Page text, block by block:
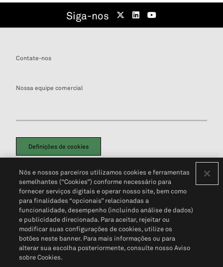
Siga-nos
Contate-nos
Nossa equipe comercial
Definições de cookies
Política de PrivacidadePortal de privacidade do cliente (em inglês)
Não Venda Minhas Informações Pessoais© 2026 S&P Global
Nós e nossos parceiros utilizamos cookies e ferramentas
semelhantes (“Cookies”) conforme necessário para
fornecer serviços digitais e operar nosso site, bem como
para finalidades “opcionais” relacionadas a
funcionalidade, desempenho (incluindo análise de dados)
e publicidade direcionada. Para aceitar, rejeitar ou
modificar suas configurações de cookies, utilize os
botões neste banner. Para mais informações ou para
alterar sua escolha posteriormente, consulte nosso Aviso
sobre Cookies.